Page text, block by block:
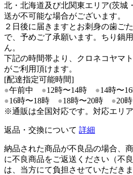
北・北海道及び北関東エリア(茨城
送が不可能な場合がございます。
２日後に届きますとお刺身の歯ご
で、予めご了承願います。ちり鍋
ん。
下記の時間帯より、クロネコヤマ
がご利用頂けます。
[配達指定可能時間]
●午前中 ●12時〜14時 ●14時〜
●16時〜18時 ●18時〜20時 ●20
※通販は全国対応です。対応エリ
返品・交換について 詳細
納品された商品が不良品の場合、
に不良商品をご返送ください（不
は、当方にて負担させていただき